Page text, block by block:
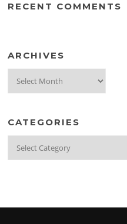
RECENT COMMENTS
ARCHIVES
CATEGORIES